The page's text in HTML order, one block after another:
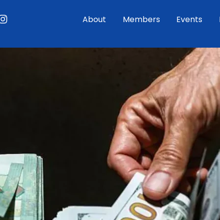
About Members Events